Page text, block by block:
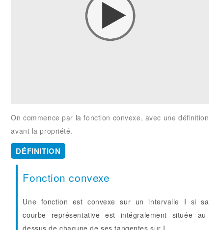
On commence par la fonction convexe, avec une définition
avant la propriété.
DÉFINITION
Fonction convexe
Une fonction est convexe sur un intervalle I si sa
courbe représentative est intégralement située au-
dessus de chacune de ses tangentes sur I.